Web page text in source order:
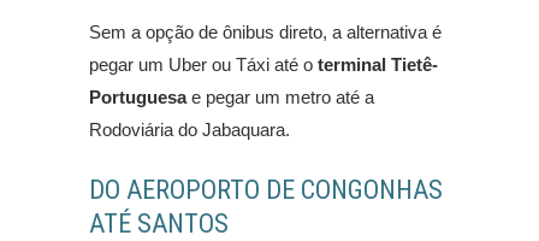
Sem a opção de ônibus direto, a alternativa é
pegar um Uber ou Táxi até o terminal Tietê-
Portuguesae pegar um metro até a
Rodoviária do Jabaquara.
DO AEROPORTO DE CONGONHAS
ATÉ SANTOS